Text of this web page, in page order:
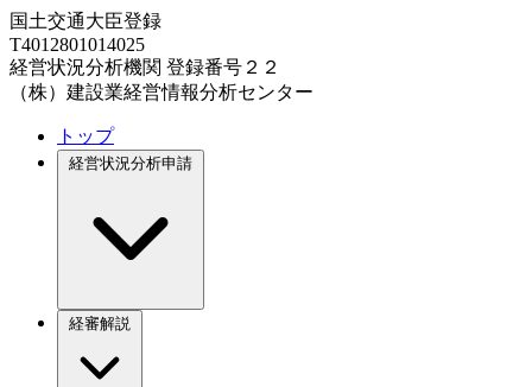
国土交通大臣登録
T4012801014025
経営状況分析機関 登録番号２２
（株）建設業経営情報分析センター
トップ
経営状況分析申請
経審解説